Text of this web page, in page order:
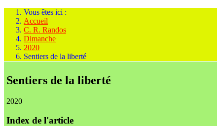
Vous êtes ici :
Accueil
C. R. Randos
Dimanche
2020
Sentiers de la liberté
Sentiers de la liberté
2020
Index de l'article